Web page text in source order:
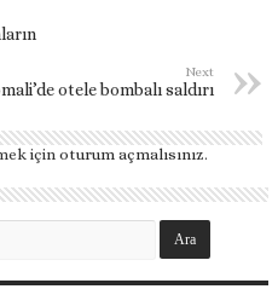
Next
otele bombalı saldırı
içinoturum açmalısınız.